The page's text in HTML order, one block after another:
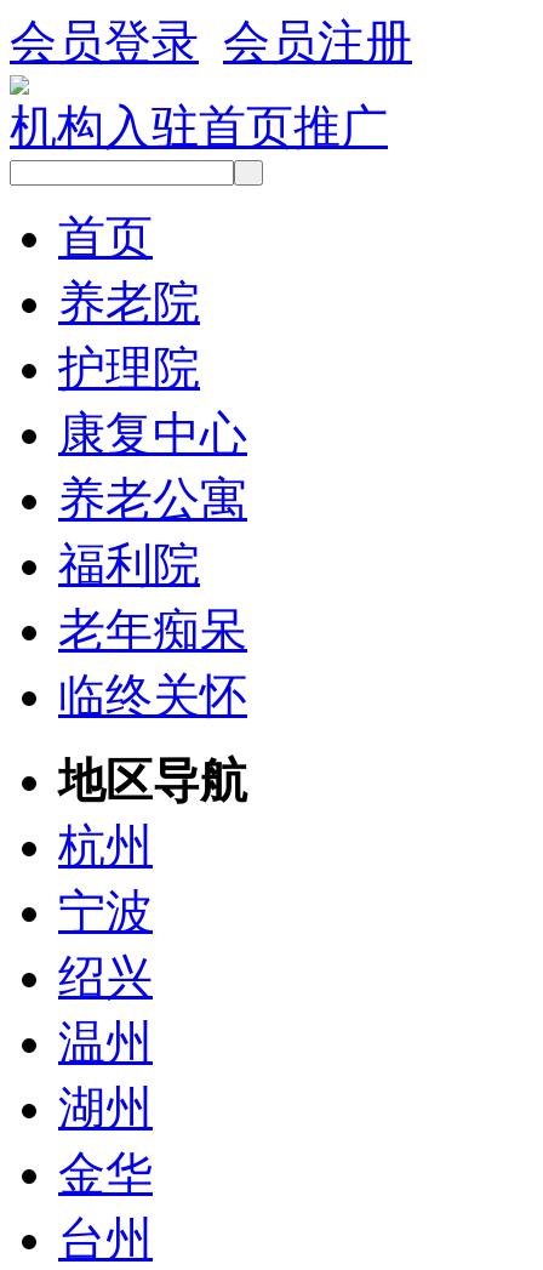
会员登录 会员注册
机构入驻首页推广
首页
养老院
护理院
康复中心
养老公寓
福利院
老年痴呆
临终关怀
地区导航
杭州
宁波
绍兴
温州
湖州
金华
台州